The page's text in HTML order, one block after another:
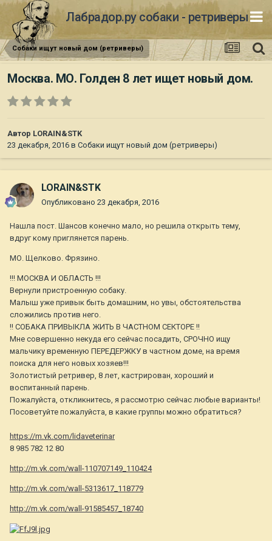
Лабрадор.ру собаки - ретриверы
Собаки ищут новый дом (ретриверы)
Москва. МО. Голден 8 лет ищет новый дом.
Автор LORAIN&STK
23 декабря, 2016 в Собаки ищут новый дом (ретриверы)
LORAIN&STK
Опубликовано 23 декабря, 2016
Нашла пост. Шансов конечно мало, но решила открыть тему,
вдруг кому приглянется парень.
МО. Щелково. Фрязино.
!!! МОСКВА И ОБЛАСТЬ !!!
Вернули пристроенную собаку.
Малыш уже привык быть домашним, но увы, обстоятельства
сложились против него.
!! СОБАКА ПРИВЫКЛА ЖИТЬ В ЧАСТНОМ СЕКТОРЕ !!
Мне совершенно некуда его сейчас посадить, СРОЧНО ищу
мальчику временную ПЕРЕДЕРЖКУ в частном доме, на время
поиска для него новых хозяев!!!
Золотистый ретривер, 8 лет, кастрирован, хороший и
воспитанный парень.
Пожалуйста, откликнитесь, я рассмотрю сейчас любые варианты!
Посоветуйте пожалуйста, в какие группы можно обратиться?
https://m.vk.com/lidaveterinar
8 985 782 12 80
http://m.vk.com/wall-110707149_110424
http://m.vk.com/wall-5313617_118779
http://m.vk.com/wall-91585457_18740